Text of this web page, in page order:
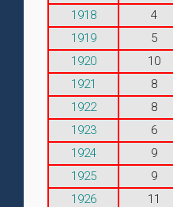
1918
4
1919
5
1920
10
1921
8
1922
8
1923
6
1924
9
1925
9
1926
11